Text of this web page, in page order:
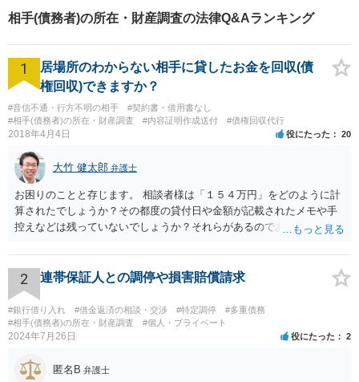
解決策は何かを一緒に考えて
まいります。
相手(債務者)の所在・財産調査の法律Q&Aランキング
1
居場所のわからない相手に貸したお金を回収(債
権回収)できますか？
#音信不通・行方不明の相手
#契約書・借用書なし
#相手(債務者)の所在・財産調査
#内容証明作成送付 #債権回収代行
2018年4月4日 役にたった 20
大竹 健太郎 弁護士
お困りのことと存じます。 相談者様は「１５４万円」をどのように計
算されたでしょうか？その都度の貸付日や金額が記載されたメモや手
控えなどは残っていないでしょうか？それらがあるのであればメール
です。 彼の住所については住民票上の住所であれば調査することは可
能です。 弁護士に依頼した際の費用にいては現在弁護士費用が自由化
されており法律事務所によって異なりますので、あくまで目安となり
ますが、交渉を依頼すると①着手金が請求額×8％or10万円の高い方、
②成功報酬が16％、③実費というところでしょうか。法律事務所によ
っては別途日当を請求するところもあると思います。 勝訴の見込みや
お伺いできればお伝えさせていただきますので、宜しければ、個別に
2 連帯保証人との調停や損害賠償請求
#銀行借り入れ #借金返済の相談・交渉 #特定調停
#多重債務
#相手(債務者)の所在・財産調査
#個人・プライベート
2024年7月26日 役にたった 2
匿名B 弁護士